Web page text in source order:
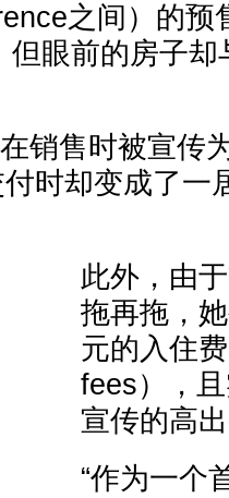
之间）的预
眼前的房子
销售时被宣传
时却变成了一
此外，由
拖再拖，
元的入住
fees），
宣传的高
“作为一个